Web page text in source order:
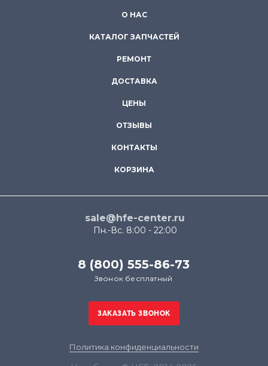
О НАС
КАТАЛОГ ЗАПЧАСТЕЙ
РЕМОНТ
ДОСТАВКА
ЦЕНЫ
ОТЗЫВЫ
КОНТАКТЫ
КОРЗИНА
sale@hfe-center.ru
Пн.-Вс. 8:00 - 22:00
8 (800) 555-86-73
Звонок бесплатный
Политика конфиденциальности